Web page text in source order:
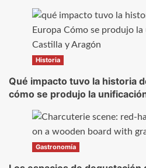
Historia
Qué impacto tuvo la historia
cómo se produjo la
Gastronomía